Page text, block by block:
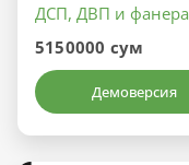
ДСП, ДВП и фанера
5150000 сум
Демоверсия